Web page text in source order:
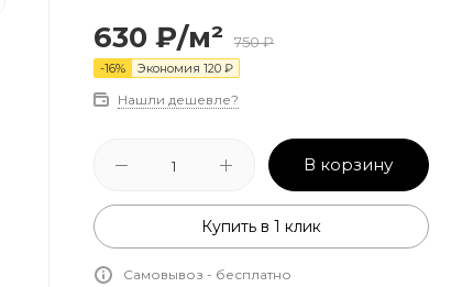
630 ₽/м² 750₽
-16% Экономия 120 ₽
Нашли дешевле?
В корзину
Купить в 1 клик
Самовывоз - бесплатно